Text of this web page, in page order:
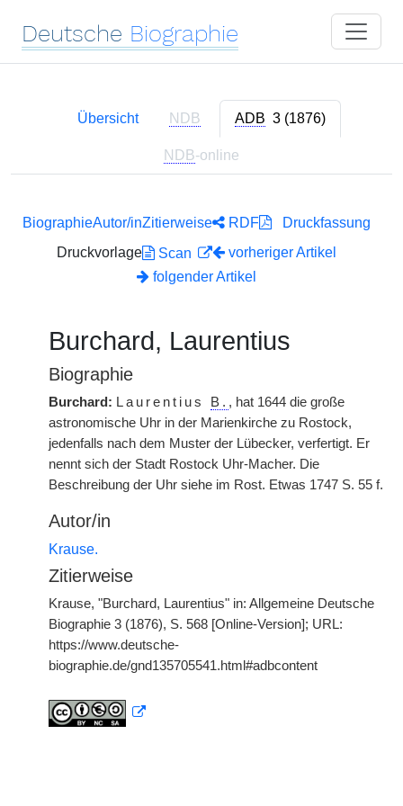
Deutsche Biographie
Übersicht NDB ADB 3 (1876)
NDB-online
BiographieAutor/inZitierweise RDF
Druckfassung
Druckvorlage
Scan
vorheriger Artikel
folgender Artikel
Burchard, Laurentius
Biographie
Burchard: Laurentius B. , hat 1644 die große
astronomische Uhr in der Marienkirche zu Rostock,
jedenfalls nach dem Muster der Lübecker, verfertigt. Er
nennt sich der Stadt Rostock Uhr-Macher. Die
Beschreibung der Uhr siehe im Rost. Etwas 1747 S. 55 f.
Autor/in
Krause.
Zitierweise
Krause, "Burchard, Laurentius" in: Allgemeine Deutsche
Biographie 3 (1876), S. 568 [Online-Version]; URL:
https://www.deutsche-
biographie.de/gnd135705541.html#adbcontent